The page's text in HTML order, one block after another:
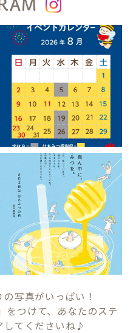
写真がいっぱい！
」をつけて、あなたのステ
してくださいね♪